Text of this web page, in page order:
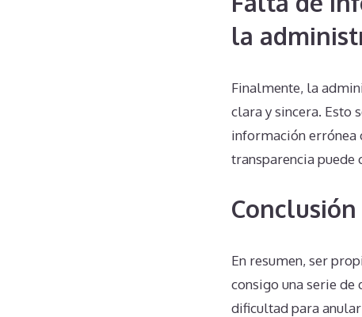
la
Finalmente, la
clara y sincera. Esto
información errónea
transparencia
Conclusión
En resumen, ser
consigo una serie
dificultad para